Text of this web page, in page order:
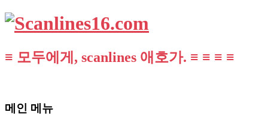
≡ 모두에게, scanlines 애호가. ≡ ≡ ≡ ≡
메인 메뉴